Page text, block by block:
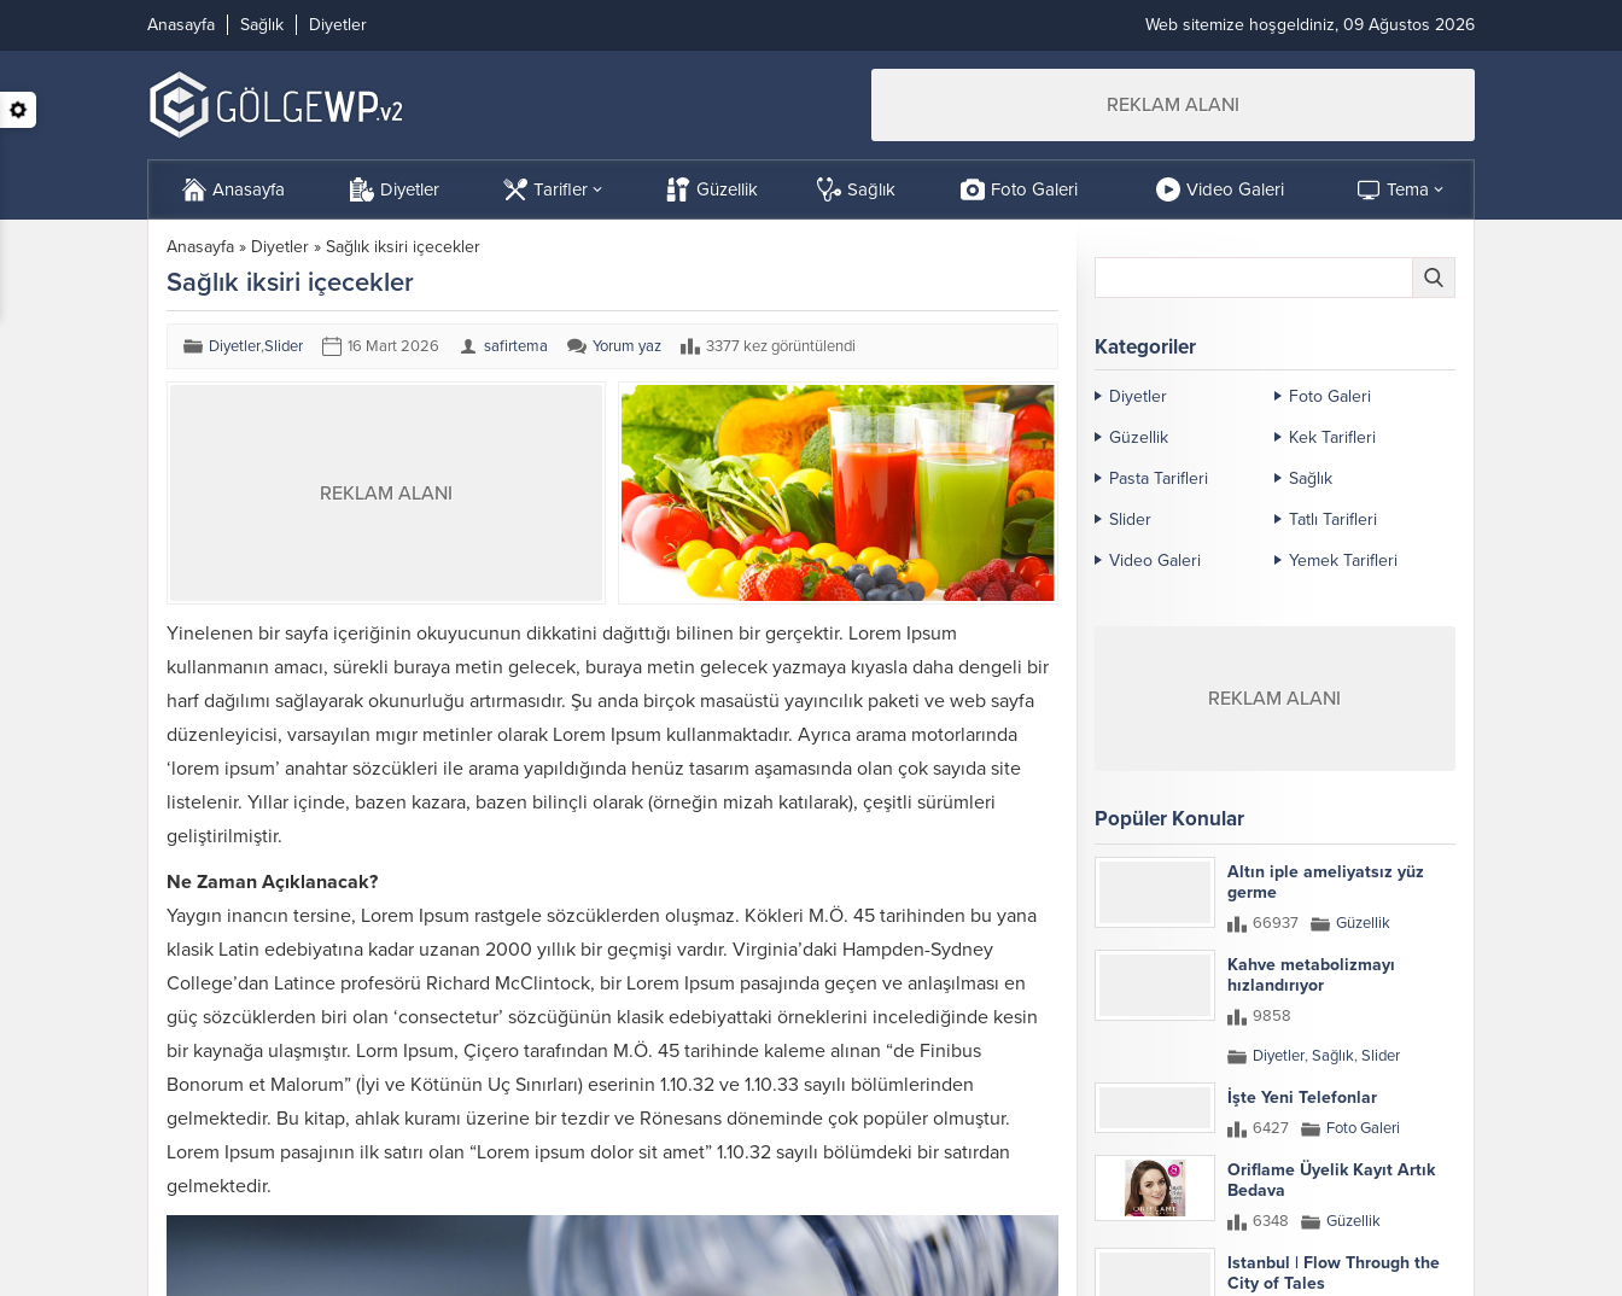
Anasayfa Sağlık Diyetler Web sitemize hoşgeldiniz, 09 Ağustos 2026
REKLAM ALANI
Anasayfa Diyetler Tarifler Güzellik Sağlık Foto Galeri Video Galeri Tema
Anasayfa » Diyetler » Sağlık iksiri içecekler
Sağlık iksiri içecekler
Diyetler,Slider 16 Mart 2026 safirtema Yorum yaz 3377 kez görüntülendi
REKLAM ALANI
Yinelenen bir sayfa içeriğinin okuyucunun dikkatini dağıttığı bilinen bir gerçektir. Lorem Ipsum
kullanmanın amacı, sürekli buraya metin gelecek, buraya metin gelecek yazmaya kıyasla daha dengeli bir
harf dağılımı sağlayarak okunurluğu artırmasıdır. Şu anda birçok masaüstü yayıncılık paketi ve web sayfa
düzenleyicisi, varsayılan mıgır metinler olarak Lorem Ipsum kullanmaktadır. Ayrıca arama motorlarında
‘lorem ipsum’ anahtar sözcükleri ile arama yapıldığında henüz tasarım aşamasında olan çok sayıda site
listelenir. Yıllar içinde, bazen kazara, bazen bilinçli olarak (örneğin mizah katılarak), çeşitli sürümleri
geliştirilmiştir.
Ne Zaman Açıklanacak?
Yaygın inancın tersine, Lorem Ipsum rastgele sözcüklerden oluşmaz. Kökleri M.Ö. 45 tarihinden bu yana
klasik Latin edebiyatına kadar uzanan 2000 yıllık bir geçmişi vardır. Virginia’daki Hampden-Sydney
College’dan Latince profesörü Richard McClintock, bir Lorem Ipsum pasajında geçen ve anlaşılması en
güç sözcüklerden biri olan ‘consectetur’ sözcüğünün klasik edebiyattaki örneklerini incelediğinde kesin
bir kaynağa ulaşmıştır. Lorm Ipsum, Çiçero tarafından M.Ö. 45 tarihinde kaleme alınan “de Finibus
Bonorum et Malorum” (İyi ve Kötünün Uç Sınırları) eserinin 1.10.32 ve 1.10.33 sayılı bölümlerinden
gelmektedir. Bu kitap, ahlak kuramı üzerine bir tezdir ve Rönesans döneminde çok popüler olmuştur.
Lorem Ipsum pasajının ilk satırı olan “Lorem ipsum dolor sit amet” 1.10.32 sayılı bölümdeki bir satırdan
gelmektedir.
Kategoriler
Diyetler
Foto Galeri
Güzellik
Kek Tarifleri
Pasta Tarifleri
Sağlık
Slider
Tatlı Tarifleri
Video Galeri
Yemek Tarifleri
REKLAM ALANI
Popüler Konular
Altın iple ameliyatsız yüz
germe
66937 Güzellik
Kahve metabolizmayı
hızlandırıyor
9858
Diyetler,Sağlık,Slider
İşte Yeni Telefonlar
6427 Foto Galeri
Oriflame Üyelik Kayıt Artık
Bedava
6348 Güzellik
Istanbul | Flow Through the
City of Tales